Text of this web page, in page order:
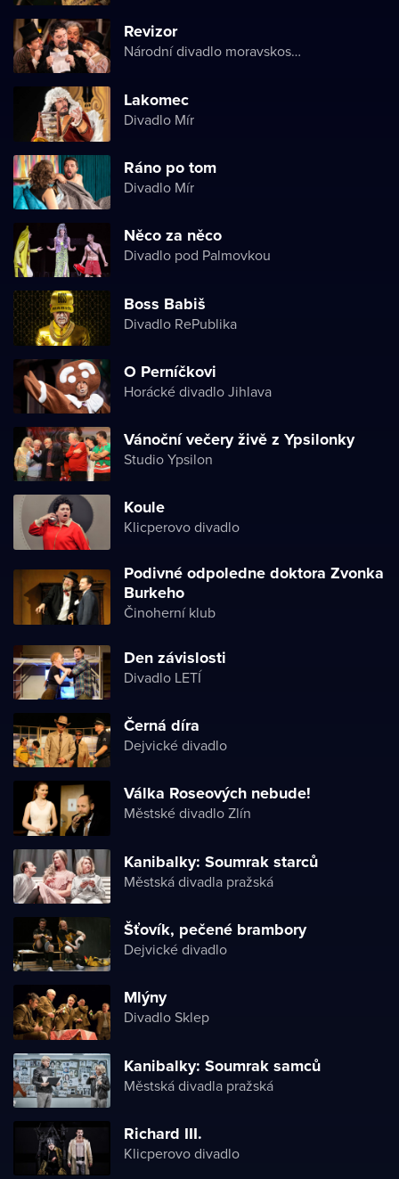
Revizor
Národní divadlo moravskoslezské
Lakomec
Divadlo Mír
Ráno po tom
Divadlo Mír
Něco za něco
Divadlo pod Palmovkou
Boss Babiš
Divadlo RePublika
O Perníčkovi
Horácké divadlo Jihlava
Vánoční večery živě z Ypsilonky
Studio Ypsilon
Koule
Klicperovo divadlo
Podivné odpoledne doktora Zvonka
Burkeho
Činoherní klub
Den závislosti
Divadlo LETÍ
Černá díra
Dejvické divadlo
Válka Roseových nebude!
Městské divadlo Zlín
Kanibalky: Soumrak starců
Městská divadla pražská
Šťovík, pečené brambory
Dejvické divadlo
Mlýny
Divadlo Sklep
Kanibalky: Soumrak samců
Městská divadla pražská
Richard III.
Klicperovo divadlo